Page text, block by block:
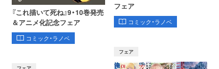
『これ描いて死ね』9・10巻発売
＆アニメ化記念フェア
コミック・ラノベ
フェア
コミック・ラノベ
フェア